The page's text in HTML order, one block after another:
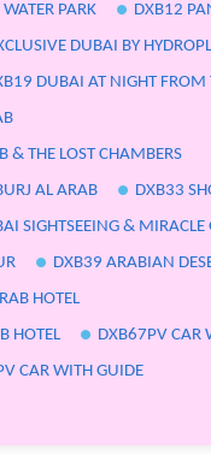
PARK
DXB12
DUBAI BY
DUBAI AT NIGHT FROM
& THE LOST CHAMBERS
AL ARAB
DXB33
SIGHTSEEING & MIRACLE
DXB39 ARABIAN
HOTEL
HOTEL
DXB67PV CAR
CAR WITH GUIDE